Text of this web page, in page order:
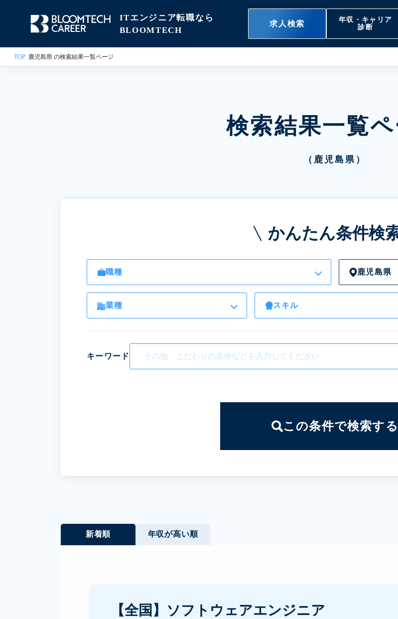
ITエンジニア転職なら
BLOOMTECH
求人検索
年収・キャリア
診断
TOP 鹿児島県 の検索結果一覧ページ
検索結果一覧
（鹿児島県）
かんたん条件検
職種 鹿児島県
業種 スキル
キーワード
この条件で検索する
新着順 年収が高い順
【全国】ソフトウェアエンジニア